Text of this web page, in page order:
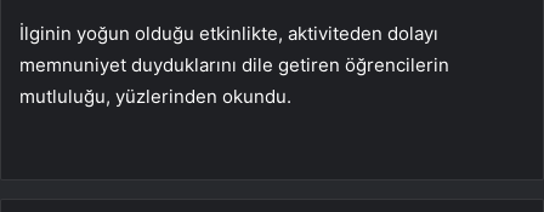
İlginin yoğun olduğu etkinlikte, aktiviteden dolayı
memnuniyet duyduklarını dile getiren öğrencilerin
mutluluğu, yüzlerinden okundu.